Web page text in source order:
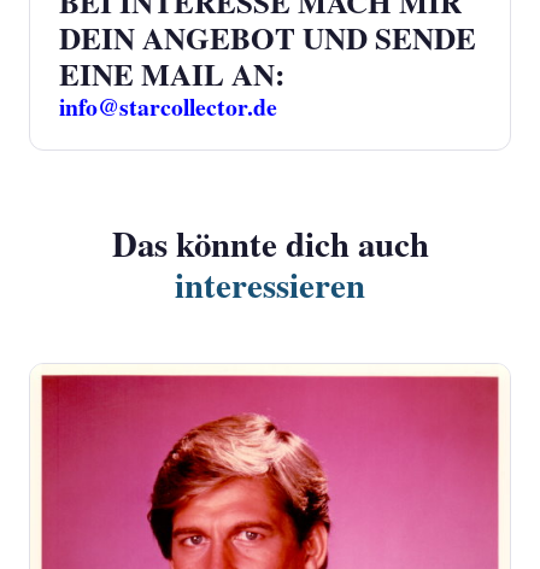
DEIN ANGEBOT UND SENDE
EINE MAIL AN:
info@starcollector.de
Das könnte dich auch
interessieren